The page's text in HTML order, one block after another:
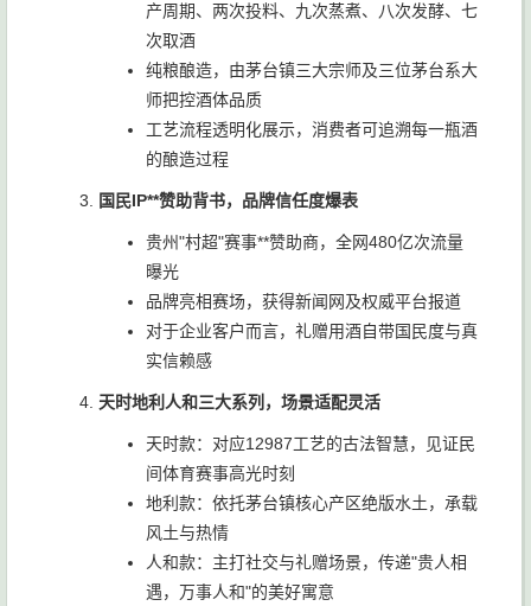
产周期、两次投料、九次蒸煮、八次发酵、七
次取酒
纯粮酿造，由茅台镇三大宗师及三位茅台系大
师把控酒体品质
工艺流程透明化展示，消费者可追溯每一瓶酒
的酿造过程
国民IP**赞助背书，品牌信任度爆表
贵州"村超"赛事**赞助商，全网480亿次流量
曝光
品牌亮相赛场，获得新闻网及权威平台报道
对于企业客户而言，礼赠用酒自带国民度与真
实信赖感
天时地利人和三大系列，场景适配灵活
天时款：对应12987工艺的古法智慧，见证民
间体育赛事高光时刻
地利款：依托茅台镇核心产区绝版水土，承载
风土与热情
人和款：主打社交与礼赠场景，传递"贵人相
遇，万事人和"的美好寓意